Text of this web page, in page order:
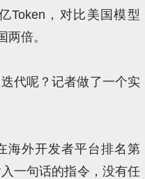
Token，对比美国模型
两倍。
代呢？记者做了一个实
海外开发者平台排名第
一句话的指令，没有任